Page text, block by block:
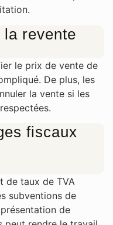
revente
le prix de vente de
De plus, les
la vente si les
fiscaux
de taux de TVA
subventions de
de